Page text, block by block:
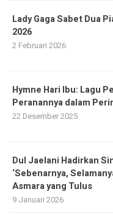
Lady Gaga Sabet Dua
2026
2 Februari 2026
Hymne Hari Ibu: Lagu
Peranannya dalam
22 Desember 2025
Dul Jaelani Hadirkan
‘Sebenarnya,
Asmara yang Tulus
9 Januari 2026